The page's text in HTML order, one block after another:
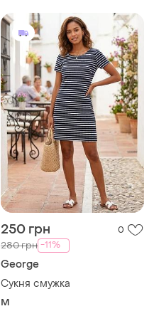
250 грн 0
280 грн -11%
George
Сукня смужка
M